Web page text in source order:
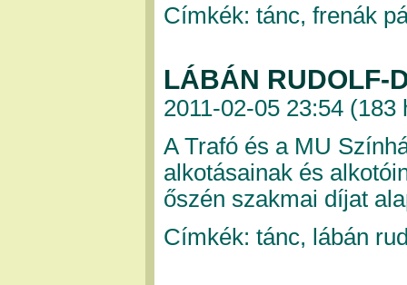
Címkék: tánc, frenák
LÁBÁN RUDOLF-
2011-02-05 23:54 (183
A Trafó és a MU
alkotásainak és
őszén szakmai díjat
Címkék: tánc, lábán